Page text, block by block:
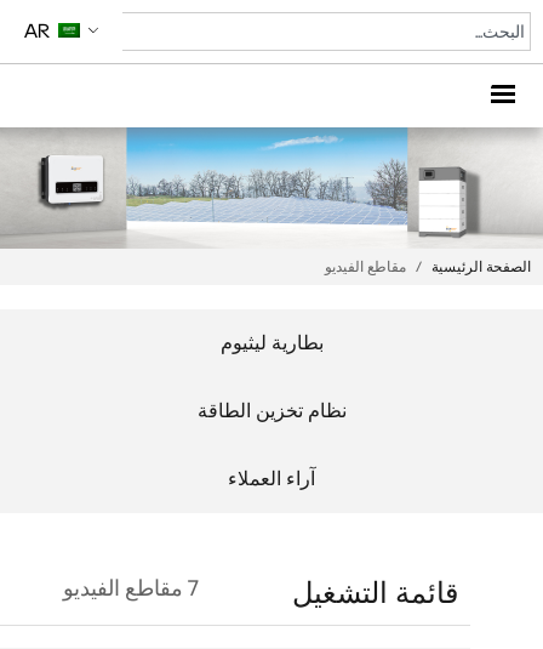
/ مقاطع الفيديو
بطارية ليثيوم
نظام تخزين الطاقة
آراء العملاء
قائمة التشغيل مقاطع الفيديو